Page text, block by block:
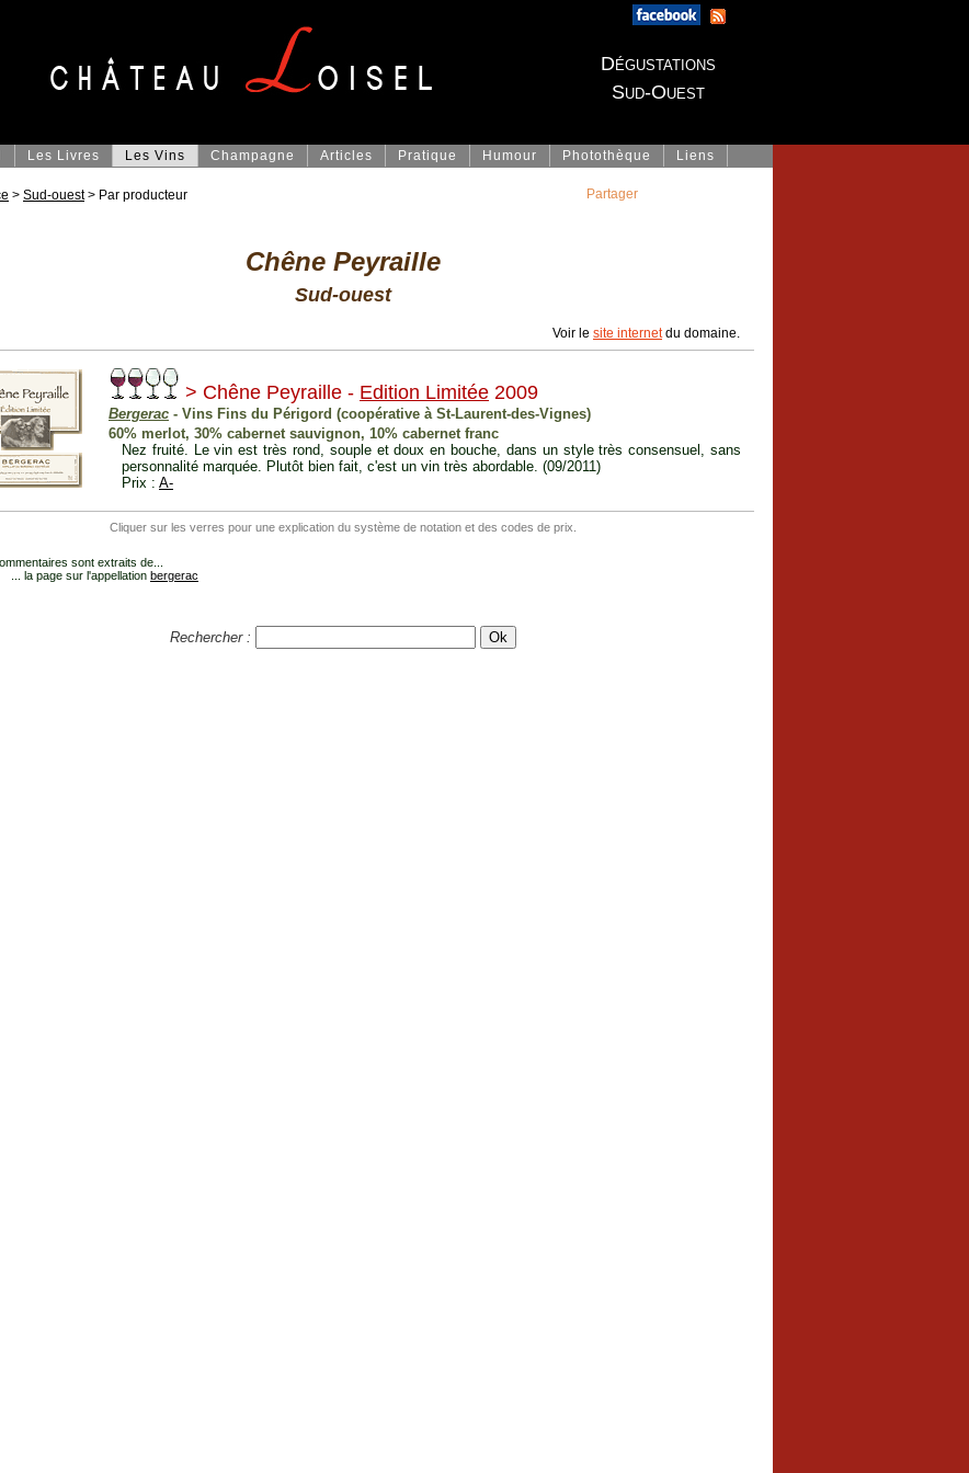
Dégustations
Sud-Ouest
Les Livres Les Vins Champagne Articles Pratique Humour Photothèque Liens
> Sud-ouest> Par producteur
Chêne Peyraille
Sud-ouest
Voir le site internetdu domaine.
> Chêne Peyraille - Edition Limitée 2009
Bergerac - Vins Fins du Périgord (coopérative à St-Laurent-des-Vignes)
60% merlot, 30% cabernet sauvignon, 10% cabernet franc
Nez fruité. Le vin est très rond, souple et doux en bouche, dans un style très consensuel, sans
personnalité marquée. Plutôt bien fait, c'est un vin très abordable. (09/2011)
Prix : A-
Cliquer sur les verres pour une explication du système de notation et des codes de prix.
sont extraits de...
... la page sur l'appellation bergerac
Rechercher :
Partager